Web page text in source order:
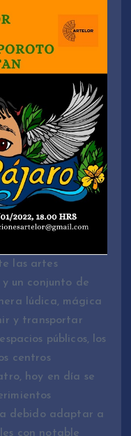
las artes
un conjunto de
lúdica, mágica
y transportar
públicos, los
centros
hoy en día se
debido adaptar a
con notable